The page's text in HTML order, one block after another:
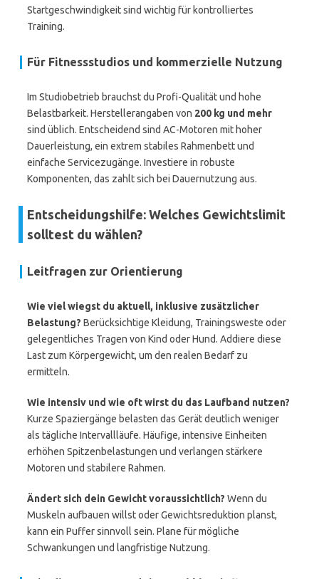
Startgeschwindigkeit sind wichtig für kontrolliertes
Training.
Für Fitnessstudios und kommerzielle Nutzung
Im Studiobetrieb brauchst du Profi-Qualität und hohe
Belastbarkeit. Herstellerangaben von 200 kg und mehr
sind üblich. Entscheidend sind AC-Motoren mit hoher
Dauerleistung, ein extrem stabiles Rahmenbett und
einfache Servicezugänge. Investiere in robuste
Komponenten, das zahlt sich bei Dauernutzung aus.
Entscheidungshilfe: Welches Gewichtslimit
solltest du wählen?
Leitfragen zur Orientierung
Wie viel wiegst du aktuell, inklusive zusätzlicher
Belastung? Berücksichtige Kleidung, Trainingsweste oder
gelegentliches Tragen von Kind oder Hund. Addiere diese
Last zum Körpergewicht, um den realen Bedarf zu
ermitteln.
Wie intensiv und wie oft wirst du das Laufband nutzen?
Kurze Spaziergänge belasten das Gerät deutlich weniger
als tägliche Intervallläufe. Häufige, intensive Einheiten
erhöhen Spitzenbelastungen und verlangen stärkere
Motoren und stabilere Rahmen.
Ändert sich dein Gewicht voraussichtlich? Wenn du
Muskeln aufbauen willst oder Gewichtsreduktion planst,
kann ein Puffer sinnvoll sein. Plane für mögliche
Schwankungen und langfristige Nutzung.